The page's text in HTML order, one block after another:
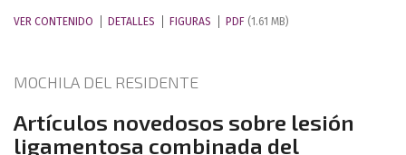
VER CONTENIDO DETALLES FIGURAS PDF (1.61 MB)
MOCHILA DEL RESIDENTE
Artículos novedosos sobre lesión
ligamentosa combinada del